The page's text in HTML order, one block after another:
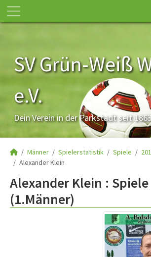
SV Grün-Weiß
e.V.
Dein Verein in der Parkstadt seit
Männer Spielerstatistik Spiele
Alexander Klein
Alexander Klein : Spiele
(1.Männer)